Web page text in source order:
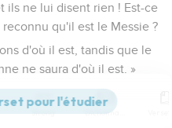
ils ne lui disent rien ! Est-ce
qu'il est le Messie ?
d'où il est, tandis que le
ne saura d'où il est. »
Il s'écria alors : « Vous
je suis ! Pourtant je ne suis
Strong